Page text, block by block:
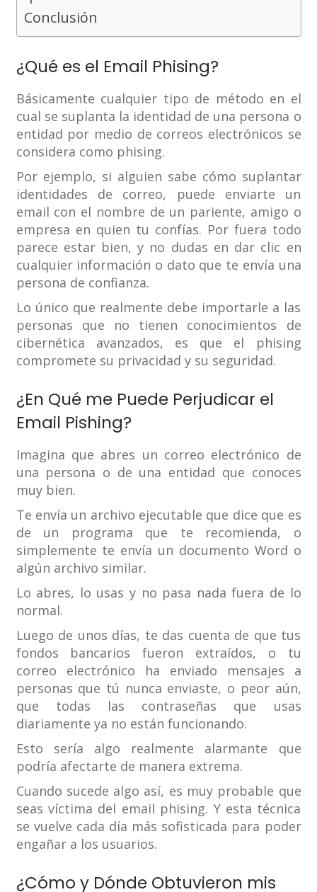
Conclusión
¿Qué es el Email Phising?
Básicamente cualquier tipo de método en el
cual se suplanta la identidad de una persona o
entidad por medio de correos electrónicos se
considera como phising.
Por ejemplo, si alguien sabe cómo suplantar
identidades de correo, puede enviarte un
email con el nombre de un pariente, amigo o
empresa en quien tu confías. Por fuera todo
parece estar bien, y no dudas en dar clic en
cualquier información o dato que te envía una
persona de confianza.
Lo único que realmente debe importarle a las
personas que no tienen conocimientos de
cibernética avanzados, es que el phising
compromete su privacidad y su seguridad.
¿En Qué me Puede Perjudicar el
Email Pishing?
Imagina que abres un correo electrónico de
una persona o de una entidad que conoces
muy bien.
Te envía un archivo ejecutable que dice que es
de un programa que te recomienda, o
simplemente te envía un documento Word o
algún archivo similar.
Lo abres, lo usas y no pasa nada fuera de lo
normal.
Luego de unos días, te das cuenta de que tus
fondos bancarios fueron extraídos, o tu
correo electrónico ha enviado mensajes a
personas que tú nunca enviaste, o peor aún,
que todas las contraseñas que usas
diariamente ya no están funcionando.
Esto sería algo realmente alarmante que
podría afectarte de manera extrema.
Cuando sucede algo así, es muy probable que
seas víctima del email phising. Y esta técnica
se vuelve cada día más sofisticada para poder
engañar a los usuarios.
¿Cómo y Dónde Obtuvieron mis